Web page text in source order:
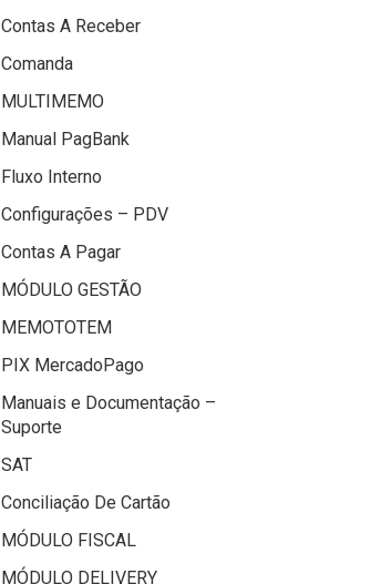
Contas A Receber
Comanda
MULTIMEMO
Manual PagBank
Fluxo Interno
Configurações – PDV
Contas A Pagar
MÓDULO GESTÃO
MEMOTOTEM
PIX MercadoPago
Manuais e Documentação –
Suporte
SAT
Conciliação De Cartão
MÓDULO FISCAL
MÓDULO DELIVERY